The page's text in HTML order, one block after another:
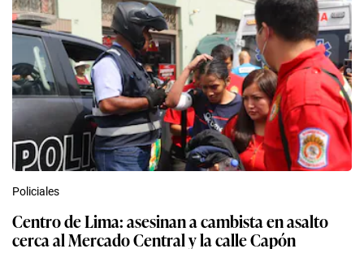
Policiales
Centro de Lima: asesinan a cambista en asalto
cerca al Mercado Central y la calle Capón